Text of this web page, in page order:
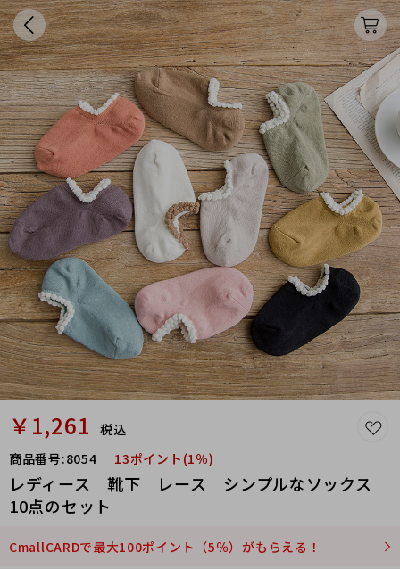
￥1,261
税込
商品番号:8054 13ポイント(1％)
レディース 靴下 レース シンプルなソックス
10点のセット
CmallCARDで最大100ポイント（5％）がもらえる！